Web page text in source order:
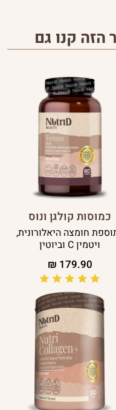
קנו גם
כמוסות קולגן ונוס
חומצה היאלורונית,
ויטמין C וביוטין
179.90
₪